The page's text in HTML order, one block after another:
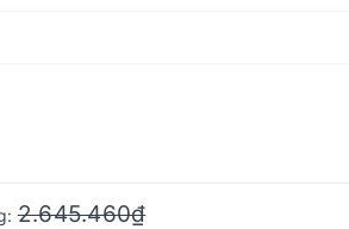
2.645.460₫